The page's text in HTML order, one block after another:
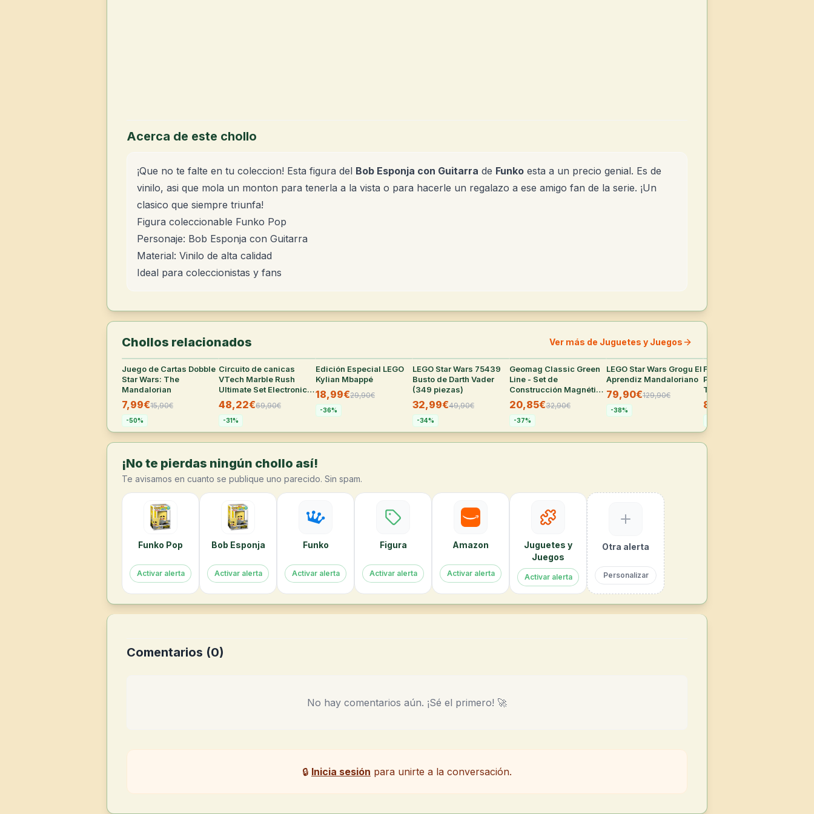
Acerca de este chollo
¡Que no te falte en tu coleccion! Esta figura del Bob Esponja con Guitarra de Funko esta a un precio genial. Es de
vinilo, asi que mola un monton para tenerla a la vista o para hacerle un regalazo a ese amigo fan de la serie. ¡Un
clasico que siempre triunfa!
Figura coleccionable Funko Pop
Personaje: Bob Esponja con Guitarra
Material: Vinilo de alta calidad
Ideal para coleccionistas y fans
Chollos relacionados Ver más de Juguetes y Juegos
27°
Juego de Cartas Dobble
Star Wars: The
Mandalorian
7,99€15,90€
-50%
Circuito de canicas
VTech Marble Rush
Ultimate Set Electronic
XL100E
48,22€69,90€
-31%
25°
Edición Especial LEGO
Kylian Mbappé
18,99€29,90€
-36%
24°
LEGO Star Wars 75439
Busto de Darth Vader
(349 piezas)
32,99€49,90€
-34%
24°
Geomag Classic Green
Line - Set de
Construcción Magnético
de 60 Piezas
20,85€32,90€
-37%
22°
LEGO Star Wars Grogu El
Aprendiz Mandaloriano
79,90€129,90€
-38%
Figura Funko POP Harry
Potter Hermione Granger
Túnica
8,45€
¡No te pierdas ningún chollo así!
Te avisamos en cuanto se publique uno parecido. Sin spam.
Funko Pop
Activar alerta
Bob Esponja
Activar alerta
Funko
Activar alerta
Figura
Activar alerta
Amazon
Activar alerta
Juguetes y
Juegos
Activar alerta
Otra alerta
Personalizar
Comentarios (0)
No hay comentarios aún. ¡Sé el primero! 🚀
🔒 Inicia sesión para unirte a la conversación.